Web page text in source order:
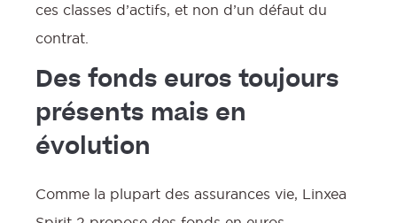
ces classes d’actifs, et non d’un défaut du
contrat.
Des fonds euros toujours
présents mais en
évolution
Comme la plupart des assurances vie, Linxea